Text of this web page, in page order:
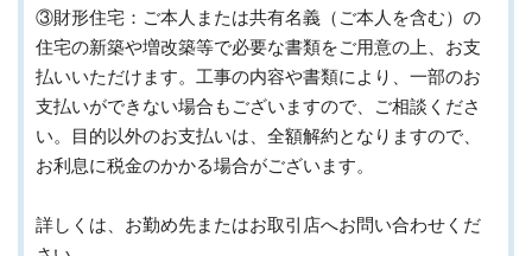
③財形住宅：ご本人または共有名義（ご本人を含む）の
住宅の新築や増改築等で必要な書類をご用意の上、お支
払いいただけます。工事の内容や書類により、一部のお
支払いができない場合もございますので、ご相談くださ
い。目的以外のお支払いは、全額解約となりますので、
お利息に税金のかかる場合がございます。
詳しくは、お勤め先またはお取引店へお問い合わせくだ